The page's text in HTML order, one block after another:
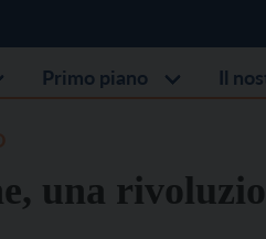
Primo piano Il
una